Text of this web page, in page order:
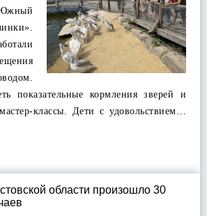
показательные кормления зверей и
классы. Дети с удовольствием…
области произошло 30